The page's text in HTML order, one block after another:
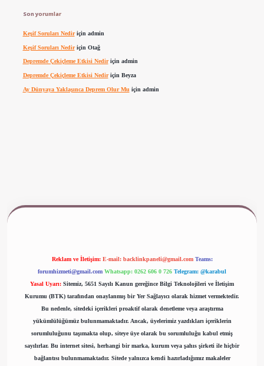
Son yorumlar
Keşif Soruları Nediriçin admin
Keşif Soruları Nediriçin Otağ
Depremde Çekiçleme Etkisi Nediriçin admin
Depremde Çekiçleme Etkisi Nediriçin Beyza
Ay Dünyaya Yaklaşınca Deprem Olur Mu için admin
Reklam ve İletişim: E-mail: backlinkpaneli@gmail.com Teams:
forumhizmeti@gmail.com Whatsapp: 0262 606 0 726 Telegram: @karabul
Yasal Uyarı: Sitemiz, 5651 Sayılı Kanun gereğince Bilgi Teknolojileri ve İletişim
Kurumu (BTK) tarafından onaylanmış bir Yer Sağlayıcı olarak hizmet vermektedir.
Bu nedenle, sitedeki içerikleri proaktif olarak denetleme veya araştırma
yükümlülüğümüz bulunmamaktadır. Ancak, üyelerimiz yazdıkları içeriklerin
sorumluluğunu taşımakta olup, siteye üye olarak bu sorumluluğu kabul etmiş
sayılırlar. Bu internet sitesi, herhangi bir marka, kurum veya şahıs şirketi ile hiçbir
bağlantısı bulunmamaktadır. Sitede yalnızca kendi hazırladığımız makaleler